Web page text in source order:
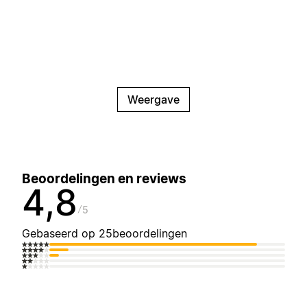
Weergave
Beoordelingen en reviews
4,8 5
Gebaseerd op 25beoordelingen